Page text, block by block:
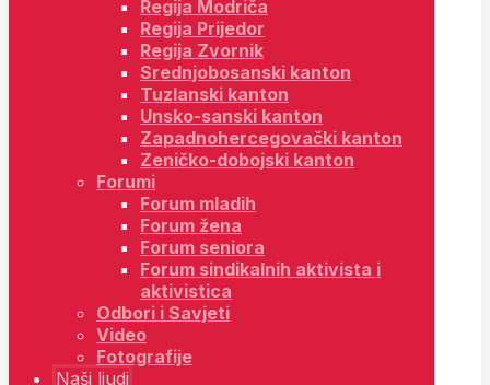
Regija Modriča
Regija Prijedor
Regija Zvornik
Srednjobosanski kanton
Tuzlanski kanton
Unsko-sanski kanton
Zapadnohercegovački kanton
Zeničko-dobojski kanton
Forumi
Forum mladih
Forum žena
Forum seniora
Forum sindikalnih aktivista i
aktivistica
Odbori i Savjeti
Video
Fotografije
Naši ljudi